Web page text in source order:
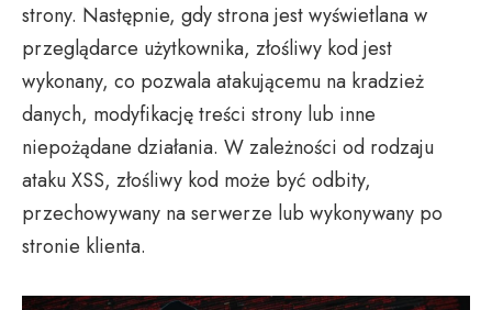
strony. Następnie, gdy strona jest wyświetlana w
przeglądarce użytkownika, złośliwy kod jest
wykonany, co pozwala atakującemu na kradzież
danych, modyfikację treści strony lub inne
niepożądane działania. W zależności od rodzaju
ataku XSS, złośliwy kod może być odbity,
przechowywany na serwerze lub wykonywany po
stronie klienta.